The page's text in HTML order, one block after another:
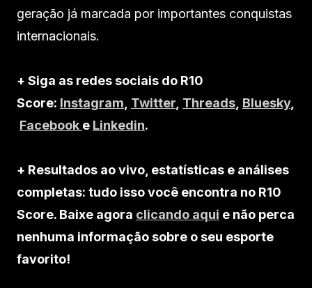
geração já marcada por importantes conquistas
internacionais.
+ Siga as redes sociais do R10
Score: Instagram Twitter Threads Bluesky,
Facebook e Linkedin.
+ Resultados ao vivo, estatísticas e análises
completas: tudo isso você encontra no R10
Score. Baixe agora clicando aqui e não perca
nenhuma informação sobre o seu esporte
favorito!